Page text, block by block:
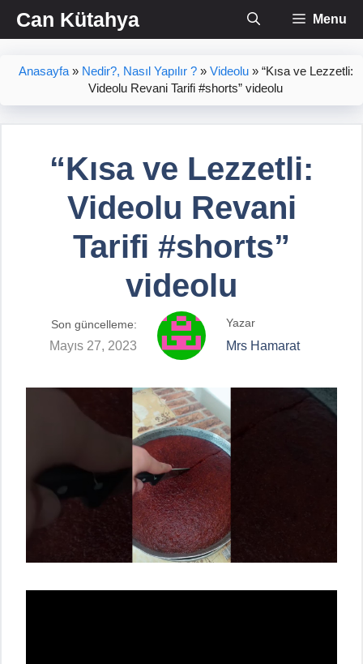
İçeriğe
atlaCan Kütahya Menu
Anasayfa» Nedir?, Nasıl Yapılır ?» Videolu» “Kısa ve Lezzetli:
Videolu Revani Tarifi #shorts” videolu
“Kısa ve Lezzetli:
Videolu Revani
Tarifi #shorts”
videolu
Son güncelleme:
Mayıs 27, 2023
Yazar
Mrs Hamarat